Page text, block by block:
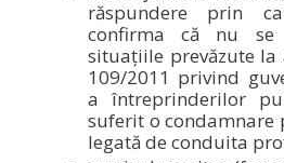
răspundere prin
confirma că nu
situaţiile prevăzute la
109/2011 privind
a întreprinderilor
suferit o condamnare
legată de conduita